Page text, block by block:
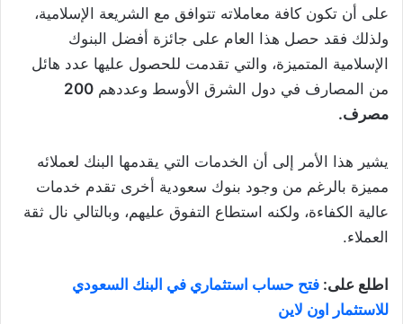
على أن تكون كافة معاملاته تتوافق مع الشريعة الإسلامية،
ولذلك فقد حصل هذا العام على جائزة أفضل البنوك
الإسلامية المتميزة، والتي تقدمت للحصول عليها عدد هائل
من المصارف في دول الشرق الأوسط وعددهم 200
مصرف.
يشير هذا الأمر إلى أن الخدمات التي يقدمها البنك لعملائه
مميزة بالرغم من وجود بنوك سعودية أخرى تقدم خدمات
عالية الكفاءة، ولكنه استطاع التفوق عليهم، وبالتالي نال ثقة
العملاء.
اطلع على: فتح حساب استثماري في البنك السعودي
للاستثمار اون لاين